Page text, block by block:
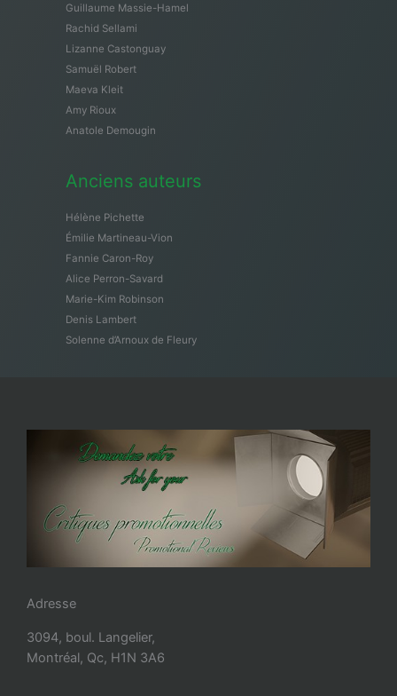
Guillaume Massie-Hamel
Rachid Sellami
Lizanne Castonguay
Samuël Robert
Maeva Kleit
Amy Rioux
Anatole Demougin
Anciens auteurs
Hélène Pichette
Émilie Martineau-Vion
Fannie Caron-Roy
Alice Perron-Savard
Marie-Kim Robinson
Denis Lambert
Solenne d’Arnoux de Fleury
Adresse
3094, boul. Langelier,
Montréal, Qc, H1N 3A6